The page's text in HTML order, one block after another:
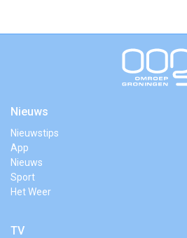
Nieuws
Nieuwstips
App
Nieuws
Sport
Het Weer
TV